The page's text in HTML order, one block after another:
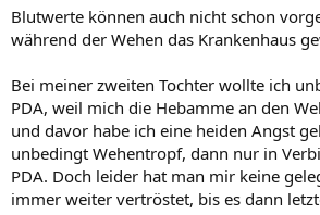
Blutwerte können auch nicht schon
während der Wehen das Krankenhaus
Bei meiner zweiten Tochter wollte ich
PDA, weil mich die Hebamme an den
und davor habe ich eine heiden Angst
unbedingt Wehentropf, dann nur in
PDA. Doch leider hat man mir keine
immer weiter vertröstet, bis es dann